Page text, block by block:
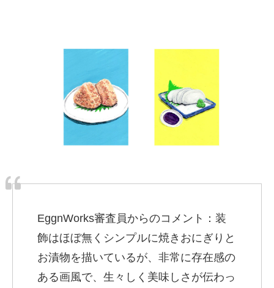
EggnWorks審査員からのコメント：装
飾はほぼ無くシンプルに焼きおにぎりと
お漬物を描いているが、非常に存在感の
ある画風で、生々しく美味しさが伝わっ